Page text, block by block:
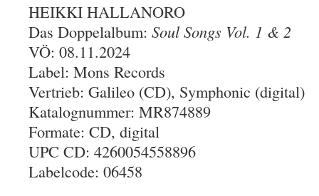
HEIKKI HALLANORO
Das Doppelalbum: Soul Songs Vol. 1 & 2
VÖ: 08.11.2024
Label: Mons Records
Vertrieb: Galileo (CD), Symphonic (digital)
Katalognummer: MR874889
Formate: CD, digital
UPC CD: 4260054558896
Labelcode: 06458